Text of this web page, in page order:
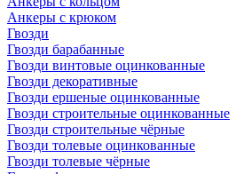
Анкеры с крюком
Гвозди
Гвозди барабанные
Гвозди винтовые оцинкованные
Гвозди декоративные
Гвозди ершеные оцинкованные
Гвозди строительные оцинкованные
Гвозди строительные чёрные
Гвозди толевые оцинкованные
Гвозди толевые чёрные